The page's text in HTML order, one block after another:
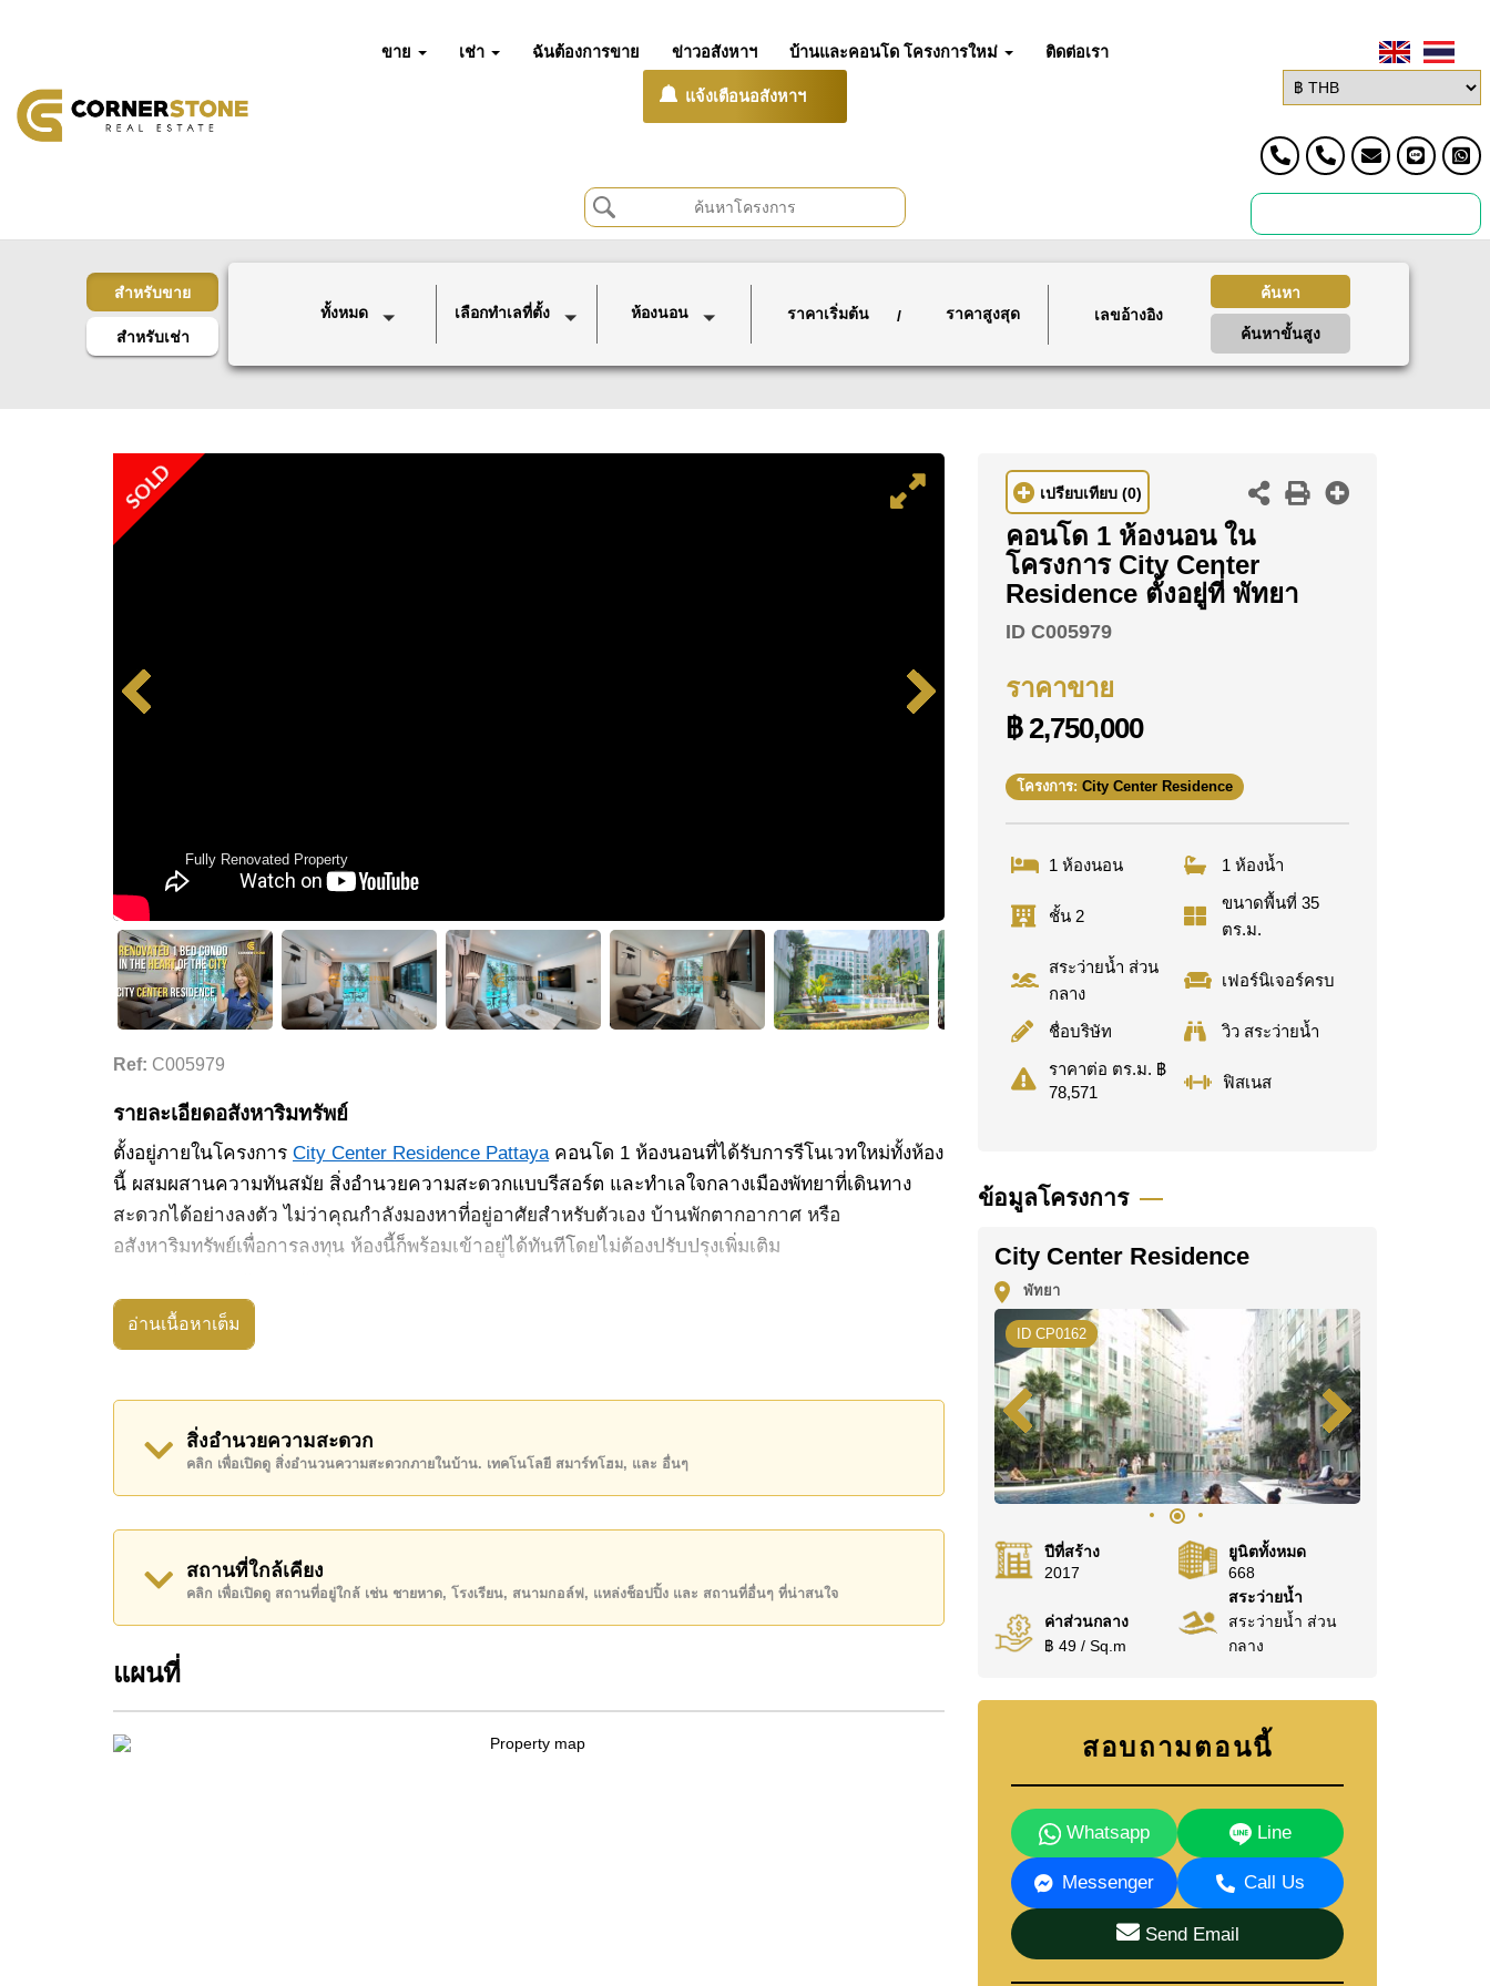
ขาย เช่า ฉันต้องการขาย ข่าวอสังหาฯ บ้านและคอนโด โครงการใหม่ ติดต่อเรา
แจ้งเตือนอสังหาฯ
สำหรับขาย
สำหรับเช่า
ทั้งหมด เลือกทำเลที่ตั้ง ห้องนอน ราคาเริ่มต้น / ราคาสูงสุด
ค้นหา
ค้นหาขั้นสูง
SOLD
Fully Renovated Property
Ref: C005979
รายละเอียดอสังหาริมทรัพย์
ตั้งอยู่ภายในโครงการ City Center Residence Pattayaคอนโด 1 ห้องนอนที่ได้รับการรีโนเวทใหม่ทั้งห้อง
นี้ ผสมผสานความทันสมัย สิ่งอำนวยความสะดวกแบบรีสอร์ต และทำเลใจกลางเมืองพัทยาที่เดินทาง
สะดวกได้อย่างลงตัว ไม่ว่าคุณกำลังมองหาที่อยู่อาศัยสำหรับตัวเอง บ้านพักตากอากาศ หรือ
อสังหาริมทรัพย์เพื่อการลงทุน ห้องนี้ก็พร้อมเข้าอยู่ได้ทันทีโดยไม่ต้องปรับปรุงเพิ่มเติม
ตัวที่มองเห็นวิวสระว่ายน้ำ ประตูกระจกบานเลื่อนขนาดใหญ่ช่วยรับแสงธรรมชาติได้อย่างเต็มที่ ทำให้
พื้นที่ภายในห้องดูโปร่ง โล่ง และน่าอยู่ตลอดทั้งวัน
อินเทอร์เน็ตไฟเบอร์ออปติก และเครื่องปรับอากาศ เหมาะสำหรับการอยู่อาศัยในชีวิตประจำวัน พร้อม
รองรับผู้ซื้อที่ต้องการย้ายเข้าอยู่ได้ทันที
ลูกบ้านยังสามารถใช้สิ่งอำนวยความสะดวกส่วนกลางของโครงการได้อย่างครบครัน ไม่ว่าจะเป็นสระ
ว่ายน้ำขนาดใหญ่สไตล์รีสอร์ตพร้อมสไลเดอร์ ฟิตเนสกระจกวิวสระว่ายน้ำ ร้านอาหาร คาเฟ่ภายใน
โครงการ และระบบรักษาความปลอดภัยตลอด 24 ชั่วโมง ซึ่งช่วยเติมเต็มบรรยากาศการอยู่อาศัยได้
อย่างสมบูรณ์แบบ
ด้วยห้องที่ได้รับการรีโนเวทใหม่ พร้อมสิ่งอำนวยความสะดวกที่ครบครัน และทำเลใจกลางเมืองพัทยาที่
ได้รับความนิยม คอนโดแห่งนี้จึงเป็นอีกหนึ่งตัวเลือกที่น่าสนใจสำหรับทั้งการอยู่อาศัยและการลงทุนใน
อ่านเนื้อหาเต็ม
สิ่งอำนวยความสะดวก
คลิก เพื่อเปิดดู สิ่งอำนวนความสะดวกภายในบ้าน. เทคโนโลยี สมาร์ทโฮม, และ อื่นๆ
สถานที่ใกล้เคียง
คลิก เพื่อเปิดดู สถานที่อยู่ใกล้ เช่น ชายหาด, โรงเรียน, สนามกอล์ฟ, แหล่งช็อปปิ้ง และ สถานที่อื่นๆ ที่น่าสนใจ
แผนที่
เปรียบเทียบ (0)
คอนโด 1 ห้องนอน ใน
โครงการ City Center
Residence ตั้งอยู่ที่ พัทยา
ID C005979
ราคาขาย
฿ 2,750,000
โครงการ: City Center Residence
1 ห้องนอน 1 ห้องน้ำ
ชั้น 2
ขนาดพื้นที่ 35
ตร.ม.
สระว่ายน้ำ ส่วน
กลาง
เฟอร์นิเจอร์ครบ
ชื่อบริษัท
วิว สระว่ายน้ำ
ราคาต่อ ตร.ม. ฿
78,571
ฟิสเนส
ข้อมูลโครงการ
City Center Residence
พัทยา
ID CP0162
ปีที่สร้าง
2017
ยูนิตทั้งหมด
668
ค่าส่วนกลาง
฿ 49 / Sq.m
สระว่ายน้ำ
สระว่ายน้ำ ส่วน
กลาง
สอบถามตอนนี้
Whatsapp Line
Messenger Call Us
Send Email